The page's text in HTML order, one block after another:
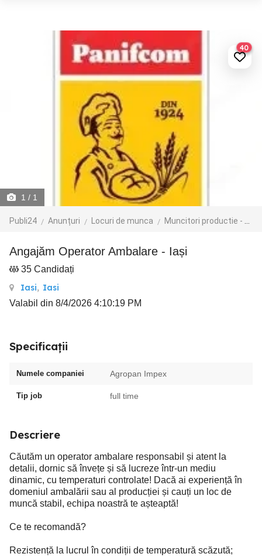
1 / 1
Publi24 Anunțuri Locuri de munca Muncitori productie - depozit - logistica
40
Angajăm Operator Ambalare - Iași
35 Candidați
Iasi, Iasi
Valabil din 8/4/2026 4:10:19 PM
Specificații
Numele companiei Agropan Impex
Tip job full time
Descriere
Căutăm un operator ambalare responsabil și atent la
detalii, dornic să învețe și să lucreze într-un mediu
dinamic, cu temperaturi controlate! Dacă ai experiență în
domeniul ambalării sau al producției și cauți un loc de
muncă stabil, echipa noastră te așteaptă!
Ce te recomandă?
Rezistență la lucrul în condiții de temperatură scăzută;